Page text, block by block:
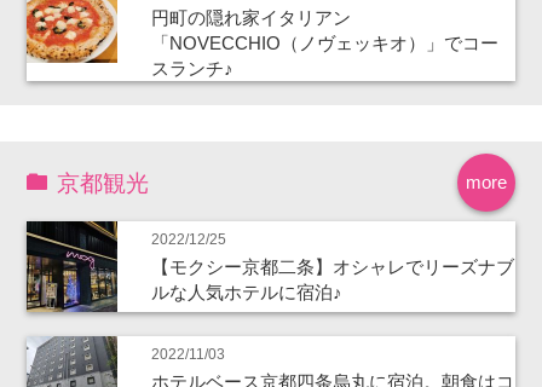
円町の隠れ家イタリアン
「NOVECCHIO（ノヴェッキオ）」でコー
スランチ♪
more
京都観光
2022/12/25
【モクシー京都二条】オシャレでリーズナブ
ルな人気ホテルに宿泊♪
2022/11/03
ホテルベース京都四条烏丸に宿泊。朝食はコ